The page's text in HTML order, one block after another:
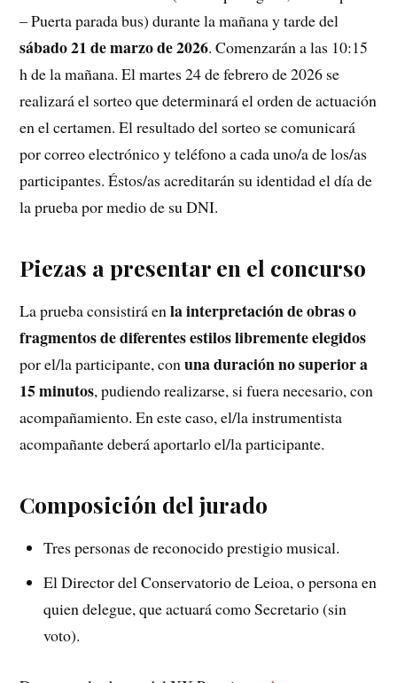
– Puerta parada bus) durante la mañana y tarde del
sábado 21 de marzo de 2026. Comenzarán a las 10:15
h de la mañana. El martes 24 de febrero de 2026 se
realizará el sorteo que determinará el orden de actuación
en el certamen. El resultado del sorteo se comunicará
por correo electrónico y teléfono a cada uno/a de los/as
participantes. Éstos/as acreditarán su identidad el día de
la prueba por medio de su DNI.
Piezas a presentar en el concurso
La prueba consistirá enla interpretación de obras o
fragmentos de diferentes estilos libremente elegidos
por el/la participante, conuna duración no superior a
15 minutos, pudiendo realizarse, si fuera necesario, con
acompañamiento. En este caso, el/la instrumentista
acompañante deberá aportarlo el/la participante.
Composición del jurado
Tres personas de reconocido prestigio musical.
El Director del Conservatorio de Leioa, o persona en
quien delegue, que actuará como Secretario (sin
voto).